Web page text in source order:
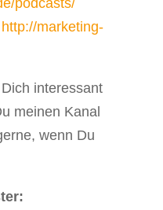
podcasts/
marketing-
interessant
meinen Kanal
wenn Du